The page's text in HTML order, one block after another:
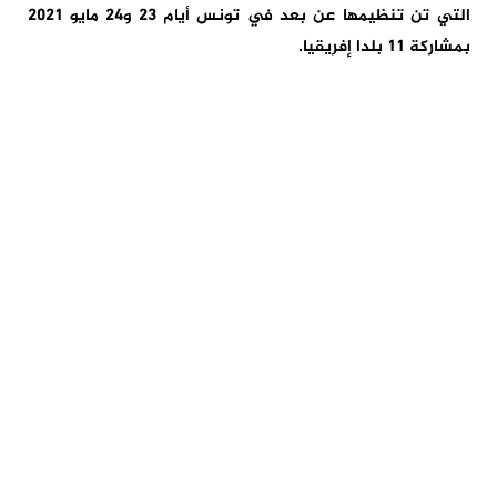
التي تن تنظيمها عن بعد في تونس أيام 23 و24 مايو 2021
بمشاركة 11 بلدا إفريقيا.